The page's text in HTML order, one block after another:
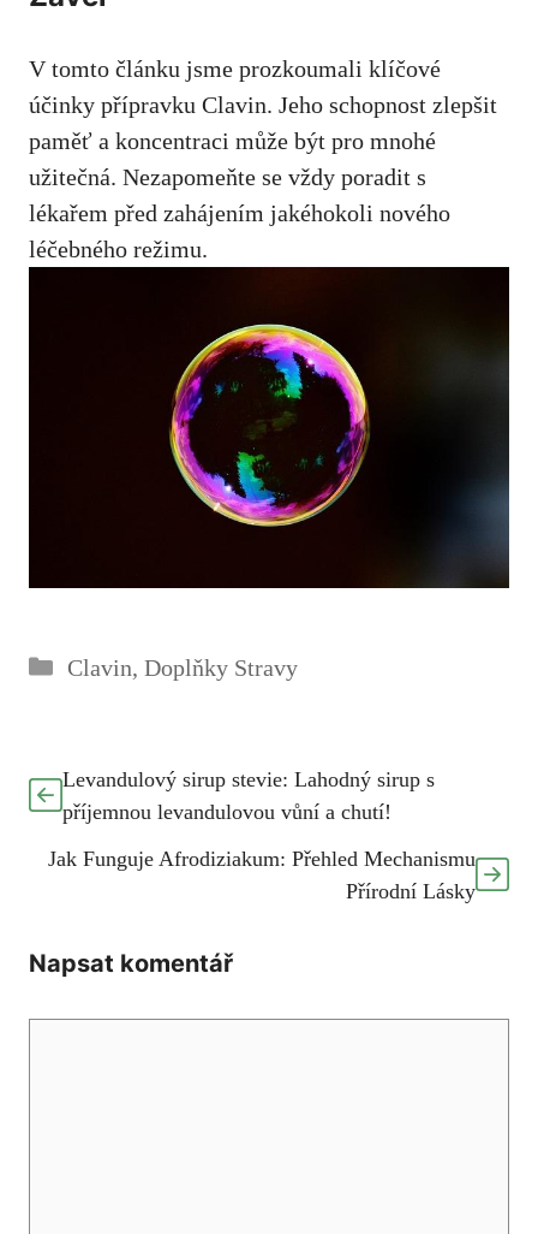
V tomto článku jsme prozkoumali klíčové
účinky přípravku Clavin. Jeho schopnost zlepšit
paměť a koncentraci může být pro mnohé
užitečná. Nezapomeňte se vždy poradit s
lékařem před zahájením jakéhokoli nového
léčebného režimu.
Rubriky
Clavin, Doplňky Stravy
Levandulový sirup stevie: Lahodný sirup s
příjemnou levandulovou vůní a chutí!
Jak Funguje Afrodiziakum: Přehled Mechanismu
Přírodní Lásky
Napsat komentář